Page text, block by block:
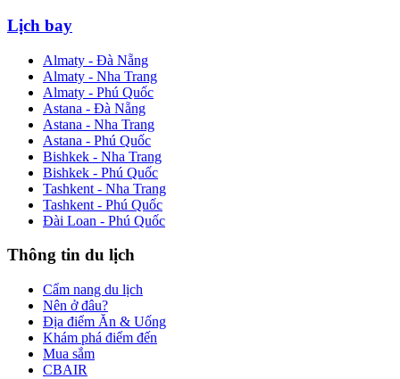
Lịch bay
Almaty - Đà Nẵng
Almaty - Nha Trang
Almaty - Phú Quốc
Astana - Đà Nẵng
Astana - Nha Trang
Astana - Phú Quốc
Bishkek - Nha Trang
Bishkek - Phú Quốc
Tashkent - Nha Trang
Tashkent - Phú Quốc
Đài Loan - Phú Quốc
Thông tin du lịch
Cẩm nang du lịch
Nên ở đâu?
Địa điểm Ăn & Uống
Khám phá điểm đến
Mua sắm
CBAIR